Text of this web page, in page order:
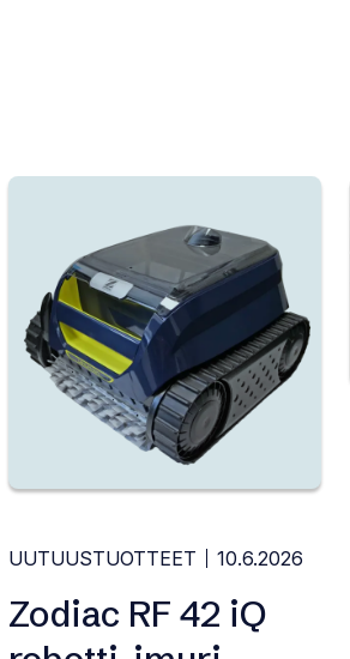
UUTUUSTUOTTEET 10.6.2026
Zodiac RF 42 iQ